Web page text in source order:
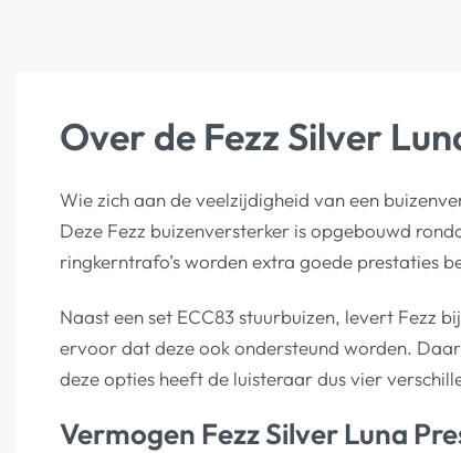
Over de Fezz Silver
Wie zich aan de veelzijdigheid van een
Deze Fezz buizenversterker is opgebouwd
ringkerntrafo’s worden extra goede prestaties
Naast een set ECC83 stuurbuizen, levert Fezz
ervoor dat deze ook ondersteund worden.
deze opties heeft de luisteraar dus vier
Vermogen Fezz Silver Luna